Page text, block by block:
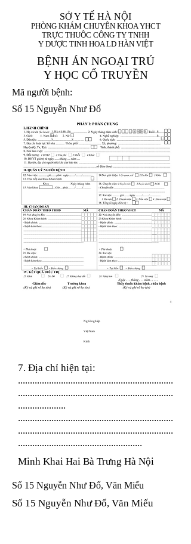
SỞ Y TẾ HÀ NỘI
PHÒNG KHÁM CHUYÊN KHOA YHCT
TRỰC THUỘC CÔNG TY TNHH
Y DƯỢC TINH HOA LD HÀN VIỆT
BỆNH ÁN NGOẠI TRÚ
Y HỌC CỔ TRUYỀN
Mã người bệnh:
Số 15 Nguyễn Như Đổ
1. Họ và tên (In
hoa):
1 9 9 5
8
8
X
X
Nghề nghiệp
Việt Nam
Kinh
7. Địa chỉ hiện tại:
.................................................................
.................................................................
....................
.................................................................
.................................................................
....................................................
Minh Khai Hai Bà Trưng Hà Nội
Số 15 Nguyễn Như Đổ, Văn Miếu
Số 15 Nguyễn Như Đổ, Văn Miếu